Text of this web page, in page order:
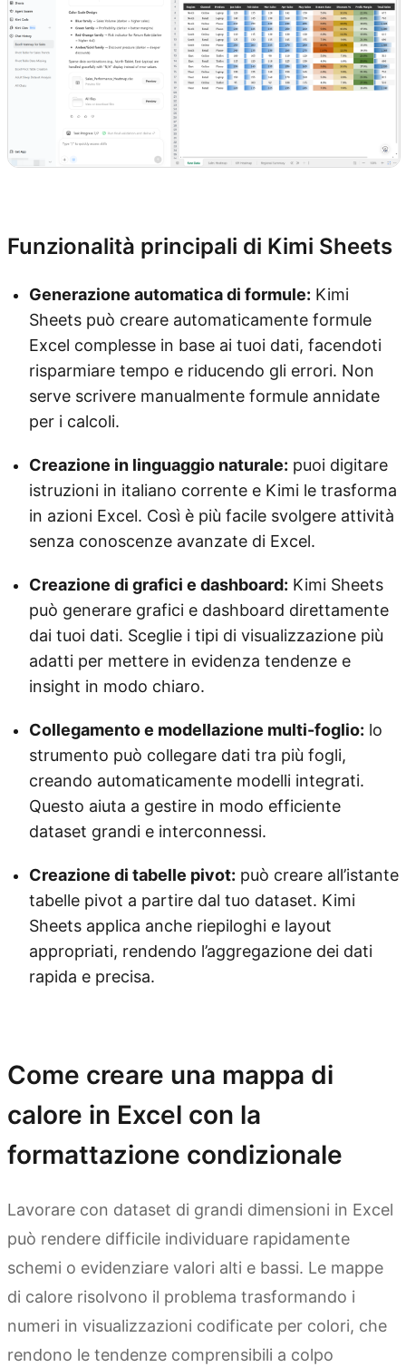
Funzionalità principali di Kimi Sheets
Generazione automatica di formule: Kimi
Sheets può creare automaticamente formule
Excel complesse in base ai tuoi dati, facendoti
risparmiare tempo e riducendo gli errori. Non
serve scrivere manualmente formule annidate
per i calcoli.
Creazione in linguaggio naturale: puoi digitare
istruzioni in italiano corrente e Kimi le trasforma
in azioni Excel. Così è più facile svolgere attività
senza conoscenze avanzate di Excel.
Creazione di grafici e dashboard: Kimi Sheets
può generare grafici e dashboard direttamente
dai tuoi dati. Sceglie i tipi di visualizzazione più
adatti per mettere in evidenza tendenze e
insight in modo chiaro.
Collegamento e modellazione multi-foglio: lo
strumento può collegare dati tra più fogli,
creando automaticamente modelli integrati.
Questo aiuta a gestire in modo efficiente
dataset grandi e interconnessi.
Creazione di tabelle pivot: può creare all’istante
tabelle pivot a partire dal tuo dataset. Kimi
Sheets applica anche riepiloghi e layout
appropriati, rendendo l’aggregazione dei dati
rapida e precisa.
Come creare una mappa di
calore in Excel con la
formattazione condizionale
Lavorare con dataset di grandi dimensioni in Excel
può rendere difficile individuare rapidamente
schemi o evidenziare valori alti e bassi. Le mappe
di calore risolvono il problema trasformando i
numeri in visualizzazioni codificate per colori, che
rendono le tendenze comprensibili a colpo